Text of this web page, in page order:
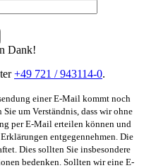
Dank!
+49 721 / 943114-0.
einer E-Mail kommt noch
um Verständnis, dass wir ohne
per E-Mail erteilen können und
entgegennehmen. Die
Dies sollten Sie insbesondere
bedenken. Sollten wir eine E-